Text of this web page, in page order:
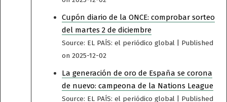
Cupón diario de la ONCE: comprobar sorteo
del martes 2 de diciembre
Source: EL PAÍS: el periódico global
Published
on 2025-12-02
La generación de oro de España se corona
de nuevo: campeona de la Nations League
Source: EL PAÍS: el periódico global
Published